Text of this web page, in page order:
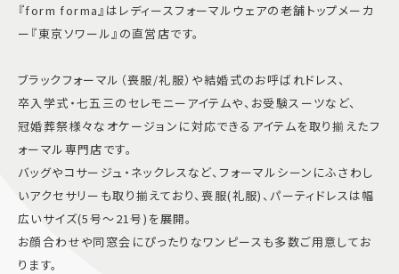
『form forma』はレディースフォーマルウェアの老舗トップメーカ
ー『東京ソワール』の直営店です。
ブラックフォーマル（喪服/礼服）や結婚式のお呼ばれドレス、
卒入学式・七五三のセレモニーアイテムや、お受験スーツなど、
冠婚葬祭様々なオケージョンに対応できるアイテムを取り揃えたフ
ォーマル専門店です。
バッグやコサージュ・ネックレスなど、フォーマルシーンにふさわし
いアクセサリーも取り揃えており、喪服(礼服)、パーティドレスは幅
広いサイズ(5号～21号)を展開。
お顔合わせや同窓会にぴったりなワンピースも多数ご用意してお
ります。